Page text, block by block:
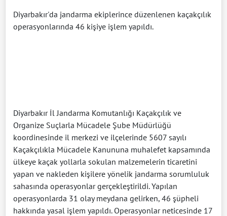
Diyarbakır'da jandarma ekiplerince düzenlenen kaçakçılık
operasyonlarında 46 kişiye işlem yapıldı.
Diyarbakır İl Jandarma Komutanlığı Kaçakçılık ve
Organize Suçlarla Mücadele Şube Müdürlüğü
koordinesinde il merkezi ve ilçelerinde 5607 sayılı
Kaçakçılıkla Mücadele Kanununa muhalefet kapsamında
ülkeye kaçak yollarla sokulan malzemelerin ticaretini
yapan ve nakleden kişilere yönelik jandarma sorumluluk
sahasında operasyonlar gerçekleştirildi. Yapılan
operasyonlarda 31 olay meydana gelirken, 46 şüpheli
hakkında yasal işlem yapıldı. Operasyonlar neticesinde 17